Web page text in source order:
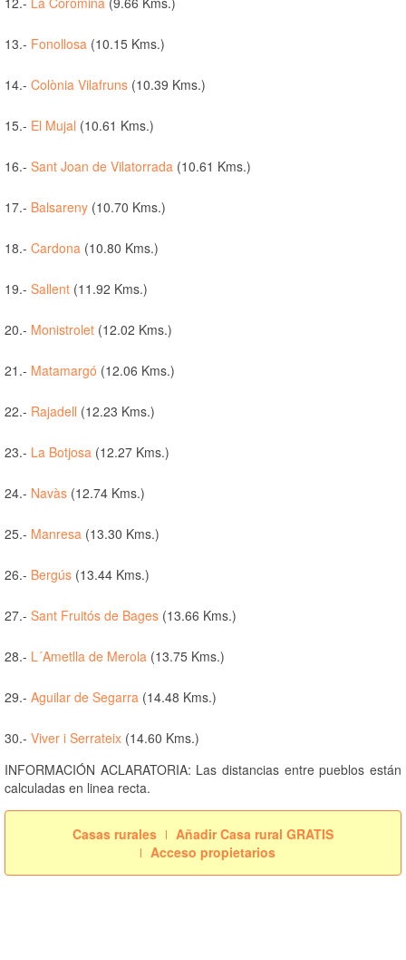
13.- Fonollosa (10.15 Kms.)
14.- Colònia Vilafruns (10.39 Kms.)
15.- El Mujal (10.61 Kms.)
16.- Sant Joan de Vilatorrada (10.61 Kms.)
17.- Balsareny (10.70 Kms.)
18.- Cardona (10.80 Kms.)
19.- Sallent (11.92 Kms.)
20.- Monistrolet (12.02 Kms.)
21.- Matamargó (12.06 Kms.)
22.- Rajadell (12.23 Kms.)
23.- La Botjosa (12.27 Kms.)
24.- Navàs (12.74 Kms.)
25.- Manresa (13.30 Kms.)
26.- Bergús (13.44 Kms.)
27.- Sant Fruitós de Bages (13.66 Kms.)
28.- L´Ametlla de Merola (13.75 Kms.)
29.- Aguilar de Segarra (14.48 Kms.)
30.- Viver i Serrateix (14.60 Kms.)
INFORMACIÓN ACLARATORIA: Las distancias entre pueblos están
calculadas en linea recta.
Casas rurales
Añadir Casa rural GRATIS
Acceso propietarios